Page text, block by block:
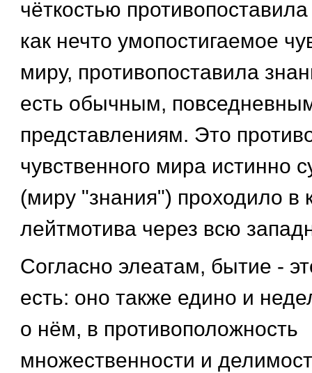
чёткостью
как нечто умопостигаемое
миру, противопоставила
есть обычным,
представлениям. Это
чувственного мира истинно
(миру "знания") проходило в
лейтмотива через всю
Согласно элеатам, бытие -
есть: оно также едино и
о нём, в противоположность
множественности и